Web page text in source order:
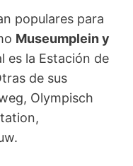
populares para
Museumplein y
es la Estación de
de sus
Olympisch